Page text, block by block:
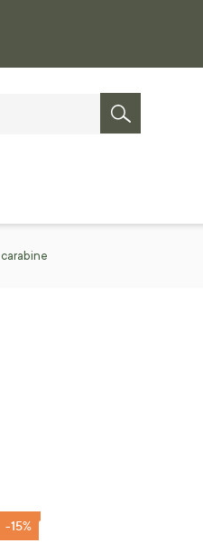
Rechercher
-15%